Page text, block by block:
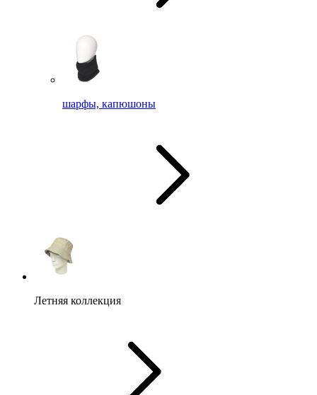
шарфы, капюшоны
Летняя коллекция